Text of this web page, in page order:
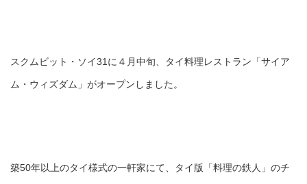
スクムビット・ソイ31に４月中旬、タイ料理レストラン「サイア
ム・ウィズダム」がオープンしました。
築50年以上のタイ様式の一軒家にて、タイ版「料理の鉄人」のチ